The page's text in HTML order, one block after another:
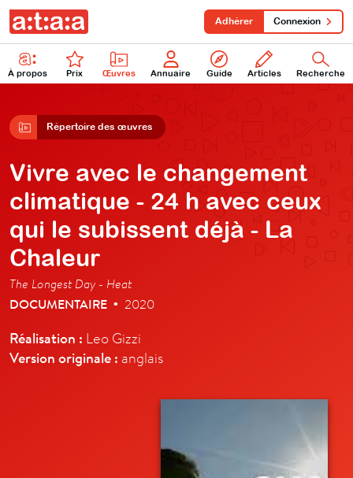
À propos Prix Œuvres Annuaire Guide Articles Recherche
Adhérer Connexion
Répertoire des œuvres
Vivre avec le changement
climatique - 24 h avec ceux
qui le subissent déjà - La
Chaleur
The Longest Day - Heat
DOCUMENTAIRE • 2020
Réalisation : Leo Gizzi
Version originale : anglais